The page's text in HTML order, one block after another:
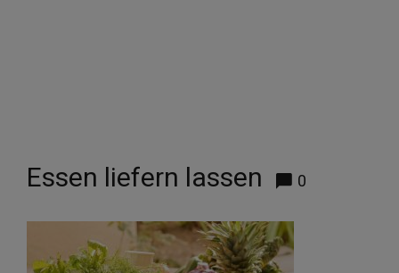
Essen liefern lassen 0